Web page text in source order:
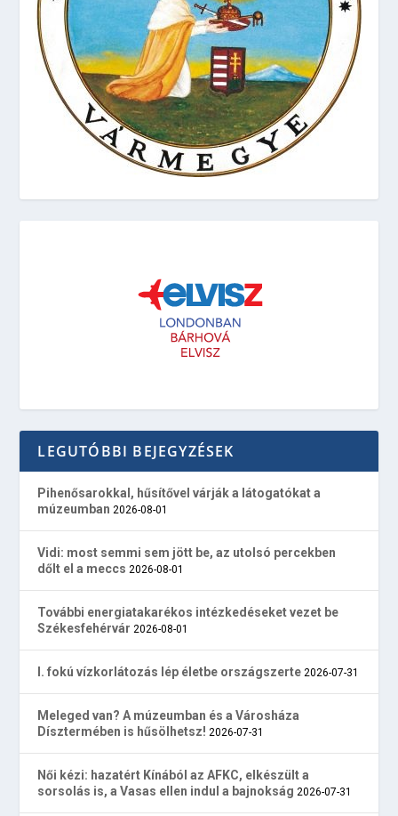
LEGUTÓBBI BEJEGYZÉSEK
Pihenősarokkal, hűsítővel várják a látogatókat a
múzeumban 2026-08-01
Vidi: most semmi sem jött be, az utolsó percekben
dőlt el a meccs 2026-08-01
További energiatakarékos intézkedéseket vezet be
Székesfehérvár 2026-08-01
I. fokú vízkorlátozás lép életbe országszerte 2026-07-31
Meleged van? A múzeumban és a Városháza
Dísztermében is hűsölhetsz! 2026-07-31
Női kézi: hazatért Kínából az AFKC, elkészült a
sorsolás is, a Vasas ellen indul a bajnokság 2026-07-31